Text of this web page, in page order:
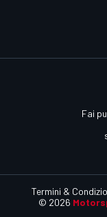
Fai
© 2026
Termini &